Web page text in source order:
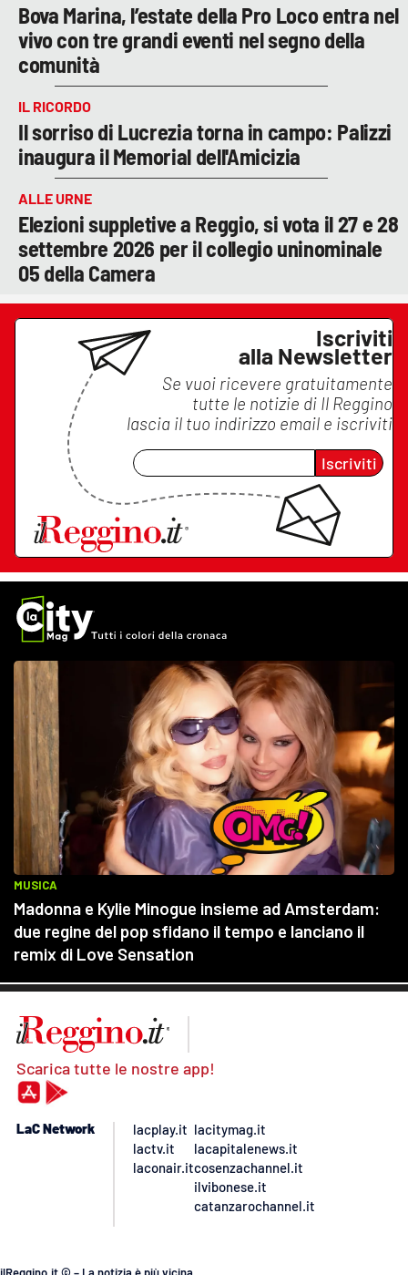
Bova Marina, l’estate della Pro Loco entra nel
vivo con tre grandi eventi nel segno della
comunità
IL RICORDO
Il sorriso di Lucrezia torna in campo: Palizzi
inaugura il Memorial dell'Amicizia
ALLE URNE
Elezioni suppletive a Reggio, si vota il 27 e 28
settembre 2026 per il collegio uninominale
05 della Camera
Iscriviti
alla Newsletter
Se vuoi ricevere gratuitamente
tutte le notizie di Il Reggino
lascia il tuo indirizzo email e iscriviti
Iscriviti
Scarica tutte le nostre app!
LaC Network
lacplay.it
lactv.it
laconair.it
lacitymag.it
lacapitalenews.it
cosenzachannel.it
ilvibonese.it
catanzarochannel.it
ilReggino.it © – La notizia è più vicina